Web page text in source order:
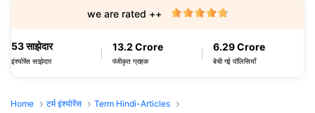
53 साझेदार
इंश्योरेंस साझेदार
13.2 Crore
पंजीकृत ग्राहक
6.29 Crore
बेची गई पॉलिसियाँ
we are rated ++
Home टर्म इंश्योरेंस
Term Hindi-Articles